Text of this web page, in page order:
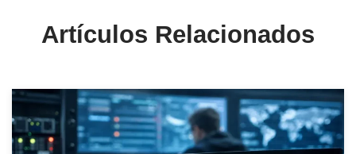
Artículos Relacionados